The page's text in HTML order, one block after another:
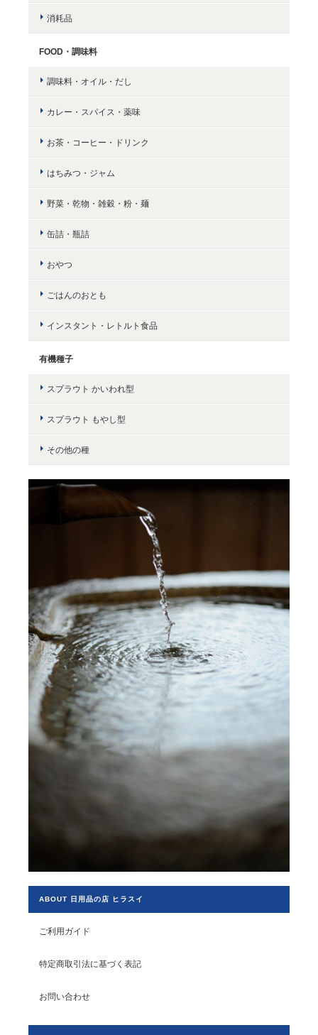
消耗品
FOOD・調味料
調味料・オイル・だし
カレー・スパイス・薬味
お茶・コーヒー・ドリンク
はちみつ・ジャム
野菜・乾物・雑穀・粉・麺
缶詰・瓶詰
おやつ
ごはんのおとも
インスタント・レトルト食品
有機種子
スプラウト かいわれ型
スプラウト もやし型
その他の種
ABOUT 日用品の店 ヒラスイ
ご利用ガイド
特定商取引法に基づく表記
お問い合わせ